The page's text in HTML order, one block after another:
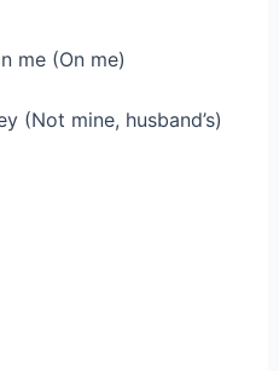
me (On me)
(Not mine, husband’s)